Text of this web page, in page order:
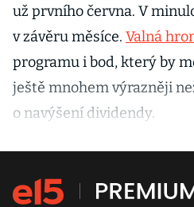
už prvního června. V
v závěru měsíce. Valná
programu i bod, který by
ještě mnohem výrazněji
o navýšení dividendy.